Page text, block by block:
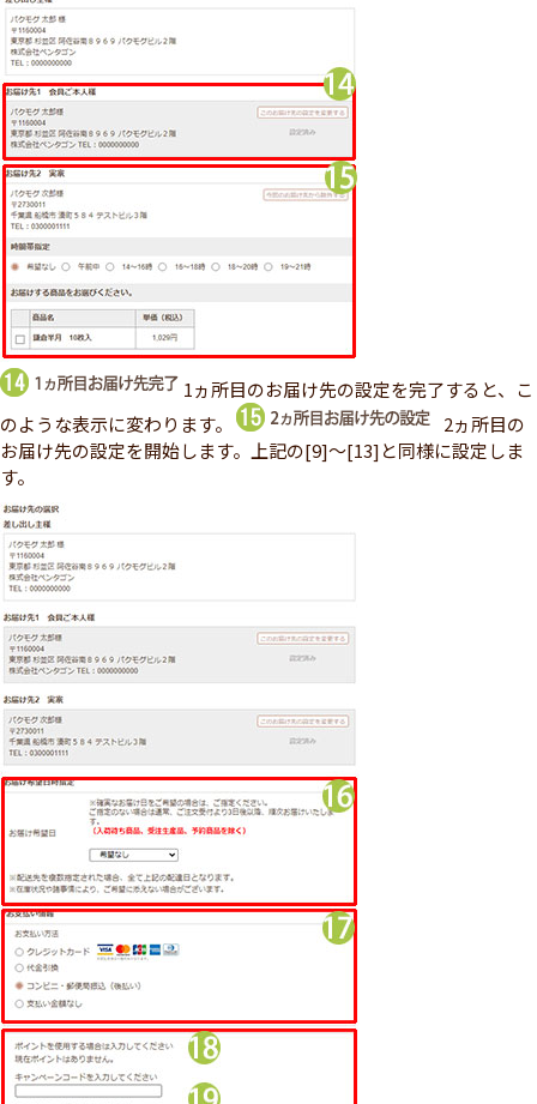
1ヵ所目のお届け先の設定を完了すると、こ
のような表示に変わります。
2ヵ所目の
お届け先の設定を開始します。上記の[9]～[13]と同様に設定しま
す。